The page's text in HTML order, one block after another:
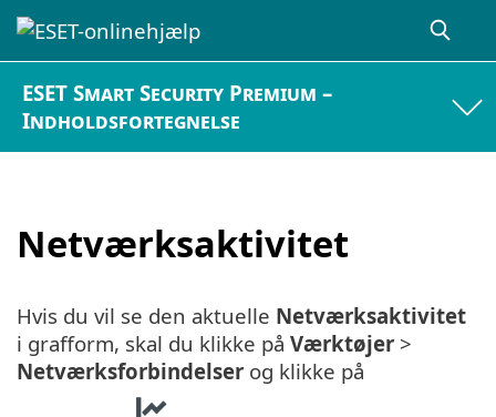
ESET Smart Security Premium –
Indholdsfortegnelse
Netværksaktivitet
Hvis du vil se den aktuelle Netværksaktivitet
i grafform, skal du klikke på Værktøjer >
Netværksforbindelser og klikke på